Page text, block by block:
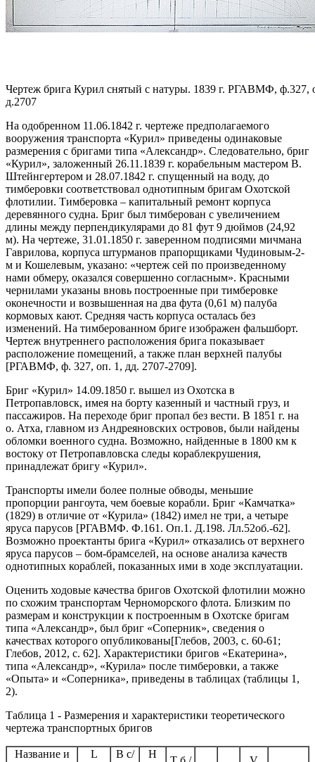
Чертеж брига Курил снятый с натуры. 1839 г. РГАВМФ, ф.327,
д.2707
На одобренном 11.06.1842 г. чертеже предполагаемого
вооружения транспорта «Курил» приведены одинаковые
размерения с бригами типа «Александр». Следовательно, бриг
«Курил», заложенный 26.11.1839 г. корабельным мастером В.
Штейнгертером и 28.07.1842 г. спущенный на воду, до
тимберовки соответствовал однотипным бригам Охотской
флотилии. Тимберовка – капитальный ремонт корпуса
деревянного судна. Бриг был тимберован с увеличением
длины между перпендикулярами до 81 фут 9 дюймов (24,92
м). На чертеже, 31.01.1850 г. заверенном подписями мичмана
Гаврилова, корпуса штурманов прапорщиками Чудиновым-2-
м и Кошелевым, указано: «чертеж сей по произведенному
нами обмеру, оказался совершенно согласным». Красными
чернилами указаны вновь построенные при тимберовке
оконечности и возвышенная на два фута (0,61 м) палуба
кормовых кают. Средняя часть корпуса осталась без
изменений. На тимберованном бриге изображен фальшборт.
Чертеж внутреннего расположения брига показывает
расположение помещений, а также план верхней палубы
[РГАВМФ, ф. 327, оп. 1, дд. 2707-2709].
Бриг «Курил» 14.09.1850 г. вышел из Охотска в
Петропавловск, имея на борту казенный и частный груз, и
пассажиров. На переходе бриг пропал без вести. В 1851 г. на
о. Атха, главном из Андреяновских островов, были найдены
обломки военного судна. Возможно, найденные в 1800 км к
востоку от Петропавловска следы кораблекрушения,
принадлежат бригу «Курил».
Транспорты имели более полные обводы, меньшие
пропорции рангоута, чем боевые корабли. Бриг «Камчатка»
(1829) в отличие от «Курила» (1842) имел не три, а четыре
яруса парусов [РГАВМФ. Ф.161. Оп.1. Д.198. Лл.52об.-62].
Возможно проектанты брига «Курил» отказались от верхнего
яруса парусов – бом-брамселей, на основе анализа качеств
однотипных кораблей, показанных ими в ходе эксплуатации.
Оценить ходовые качества бригов Охотской флотилии можно
по схожим транспортам Черноморского флота. Близким по
размерам и конструкции к построенным в Охотске бригам
типа «Александр», был бриг «Соперник», сведения о
качествах которого опубликованы[Глебов, 2003, с. 60-61;
Глебов, 2012, с. 62]. Характеристики бригов «Екатерина»,
типа «Александр», «Курила» после тимберовки, а также
«Опыта» и «Соперника», приведены в таблицах (таблицы 1,
2).
Таблица 1 - Размерения и характеристики теоретического
чертежа транспортных бригов
Название и
L
В с/
Н